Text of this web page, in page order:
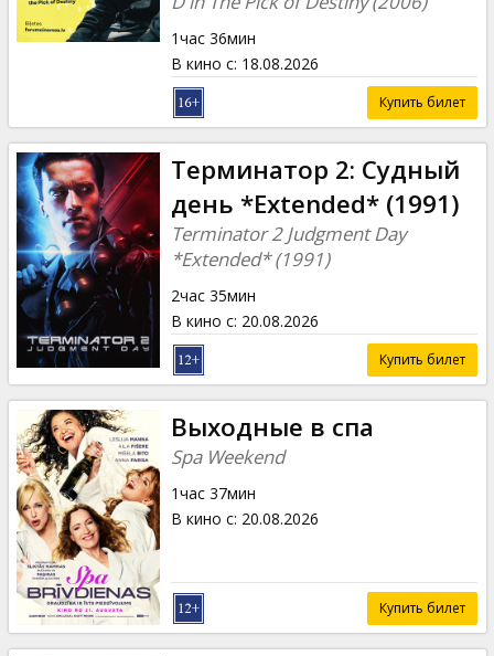
1час 36мин
В кино с: 18.08.2026
Купить билет
Терминатор 2: Судный
день *Extended* (1991)
Terminator 2 Judgment Day
*Extended* (1991)
2час 35мин
В кино с: 20.08.2026
Купить билет
Выходные в спа
Spa Weekend
1час 37мин
В кино с: 20.08.2026
Купить билет